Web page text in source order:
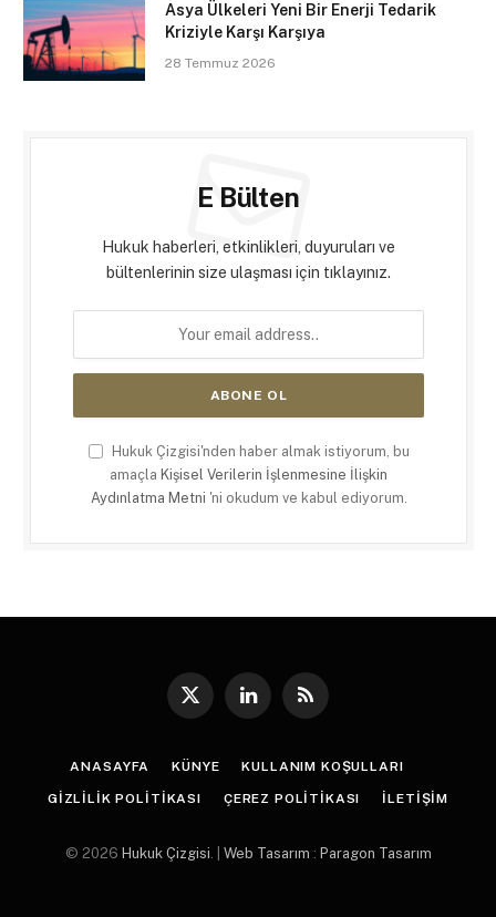
Asya Ülkeleri Yeni Bir Enerji Tedarik
Kriziyle Karşı Karşıya
28 Temmuz 2026
E Bülten
Hukuk haberleri, etkinlikleri, duyuruları ve
bültenlerinin size ulaşması için tıklayınız.
Hukuk Çizgisi'nden haber almak istiyorum, bu
amaçla Kişisel Verilerin İşlenmesine İlişkin
Aydınlatma Metni 'ni okudum ve kabul ediyorum.
X
LinkedInRSS
ANASAYFA KÜNYE KULLANIM KOŞULLARI
GIZLILIK POLITIKASI ÇEREZ POLITIKASI İLETIŞIM
© 2026 Hukuk Çizgisi. | Web Tasarım : Paragon Tasarım